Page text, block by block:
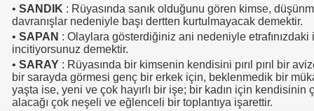
• SANDIK : Rüyasında sanık olduğunu gören kimse,
davranışlar nedeniyle başı dertten kurtulmayacak demektir.
• SAPAN : Olaylara gösterdiğiniz ani nedeniyle etrafınızdaki
incitiyorsunuz demektir.
• SARAY : Rüyasında bir kimsenin kendisini pırıl pırıl bir
bir sarayda görmesi genç bir erkek için, beklenmedik bir
yaşta ise, yeni ve çok hayırlı bir işe; bir kadın için kendisinin
alacağı çok neşeli ve eğlenceli bir toplantıya işarettir.